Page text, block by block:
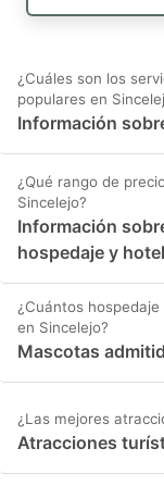
¿Cuáles son los
populares en
Información
¿Qué rango de
Sincelejo?
Información
hospedaje y
¿Cuántos
en Sincelejo?
Mascotas
¿Las mejores
Atracciones